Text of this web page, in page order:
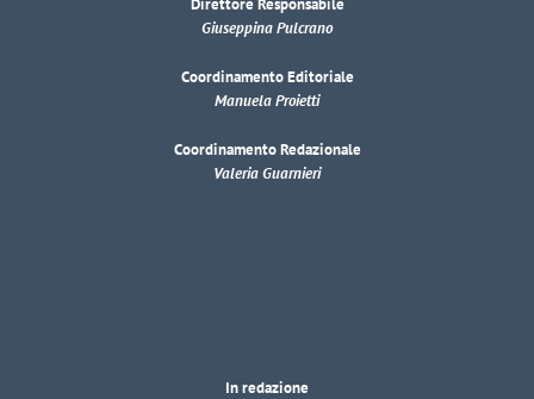
Direttore Responsabile
Giuseppina Pulcrano
Coordinamento Editoriale
Manuela Proietti
Coordinamento Redazionale
Valeria Guarnieri
In redazione